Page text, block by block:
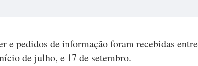
e pedidos de informação foram recebidas entre
de julho, e 17 de setembro.